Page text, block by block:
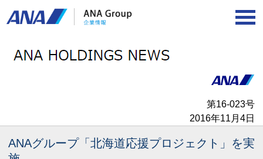
第16‐023号
2016年11月4日
ANAグループ「北海道応援プロジェクト」を実